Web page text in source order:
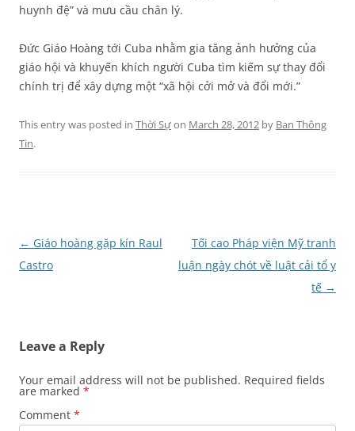
huynh đệ” và mưu cầu chân lý.
Đức Giáo Hoàng tới Cuba nhằm gia tăng ảnh hưởng của
giáo hội và khuyến khích người Cuba tìm kiếm sự thay đổi
chính trị để xây dựng một “xã hội cởi mở và đổi mới.”
This entry was posted in Thời Sựon March 28, 2012 by Ban Thông
Tin.
Post
navigation
← Giáo hoàng gặp kín Raul
Castro
Tối cao Pháp viện Mỹ tranh
luận ngày chót về luật cải tổ y
tế →
Leave a Reply
Your email address will not be published. Required fields
are marked *
Comment *